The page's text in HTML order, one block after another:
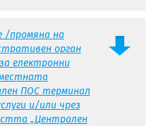
/промяна на
орган
електронни
ПОС терминал
и/или чрез
„Централен